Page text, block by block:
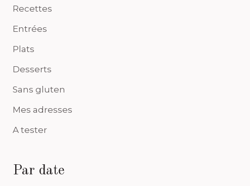
Recettes
Entrées
Plats
Desserts
Sans gluten
Mes adresses
A tester
Par date